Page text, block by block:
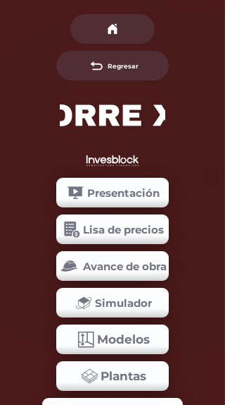
Regresar
Presentación
Lisa de precios
Avance de obra
Simulador
Modelos
Plantas